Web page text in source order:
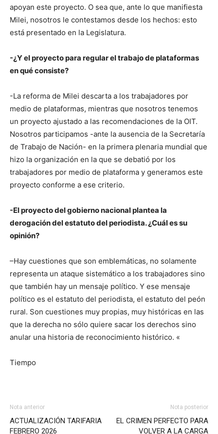
apoyan este proyecto. O sea que, ante lo que manifiesta
Milei, nosotros le contestamos desde los hechos: esto
está presentado en la Legislatura.
-¿Y el proyecto para regular el trabajo de plataformas
en qué consiste?
-La reforma de Milei descarta a los trabajadores por
medio de plataformas, mientras que nosotros tenemos
un proyecto ajustado a las recomendaciones de la OIT.
Nosotros participamos -ante la ausencia de la Secretaría
de Trabajo de Nación- en la primera plenaria mundial que
hizo la organización en la que se debatió por los
trabajadores por medio de plataforma y generamos este
proyecto conforme a ese criterio.
-El proyecto del gobierno nacional plantea la
derogación del estatuto del periodista. ¿Cuál es su
opinión?
–Hay cuestiones que son emblemáticas, no solamente
representa un ataque sistemático a los trabajadores sino
que también hay un mensaje político. Y ese mensaje
político es el estatuto del periodista, el estatuto del peón
rural. Son cuestiones muy propias, muy históricas en las
que la derecha no sólo quiere sacar los derechos sino
anular una historia de reconocimiento histórico. «
Tiempo
Nota anterior
ACTUALIZACIÓN TARIFARIA
FEBRERO 2026
Nota posterior
EL CRIMEN PERFECTO PARA
VOLVER A LA CARGA